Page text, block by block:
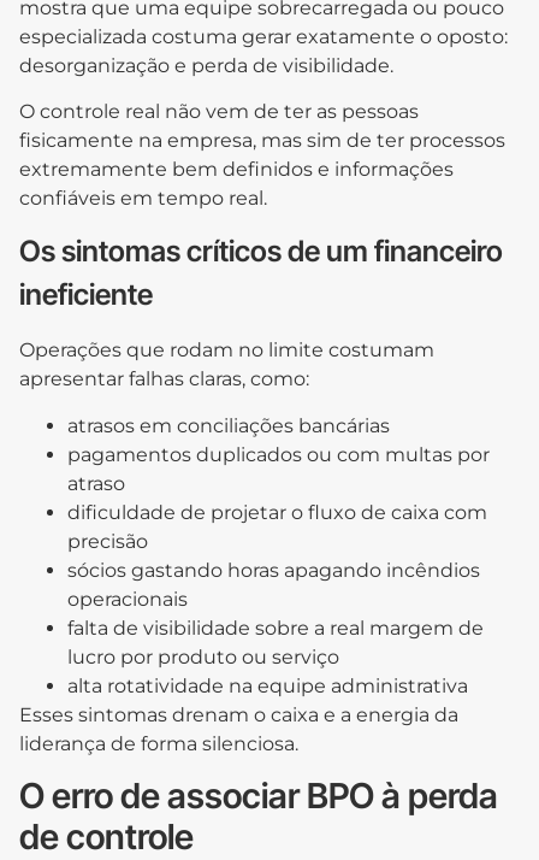
mostra que uma equipe sobrecarregada ou pouco
especializada costuma gerar exatamente o oposto:
desorganização e perda de visibilidade.
O controle real não vem de ter as pessoas
fisicamente na empresa, mas sim de ter processos
extremamente bem definidos e informações
confiáveis em tempo real.
Os sintomas críticos de um financeiro
ineficiente
Operações que rodam no limite costumam
apresentar falhas claras, como:
atrasos em conciliações bancárias
pagamentos duplicados ou com multas por
atraso
dificuldade de projetar o fluxo de caixa com
precisão
sócios gastando horas apagando incêndios
operacionais
falta de visibilidade sobre a real margem de
lucro por produto ou serviço
alta rotatividade na equipe administrativa
Esses sintomas drenam o caixa e a energia da
liderança de forma silenciosa.
O erro de associar BPO à perda
de controle